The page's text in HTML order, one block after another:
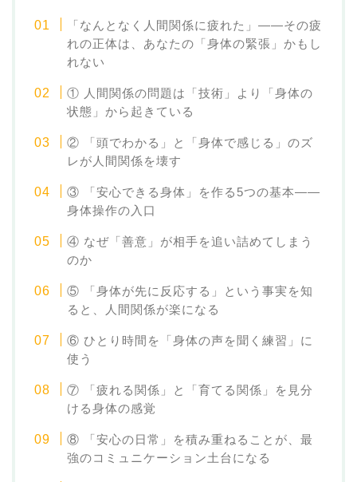
「なんとなく人間関係に疲れた」——その疲
れの正体は、あなたの「身体の緊張」かもし
れない
① 人間関係の問題は「技術」より「身体の
状態」から起きている
② 「頭でわかる」と「身体で感じる」のズ
レが人間関係を壊す
③ 「安心できる身体」を作る5つの基本——
身体操作の入口
④ なぜ「善意」が相手を追い詰めてしまう
のか
⑤ 「身体が先に反応する」という事実を知
ると、人間関係が楽になる
⑥ ひとり時間を「身体の声を聞く練習」に
使う
⑦ 「疲れる関係」と「育てる関係」を見分
ける身体の感覚
⑧ 「安心の日常」を積み重ねることが、最
強のコミュニケーション土台になる